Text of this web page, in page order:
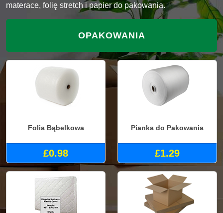
materace, folię stretch i papier do pakowania.
OPAKOWANIA
Folia Bąbelkowa
£0.98
Pianka do Pakowania
£1.29